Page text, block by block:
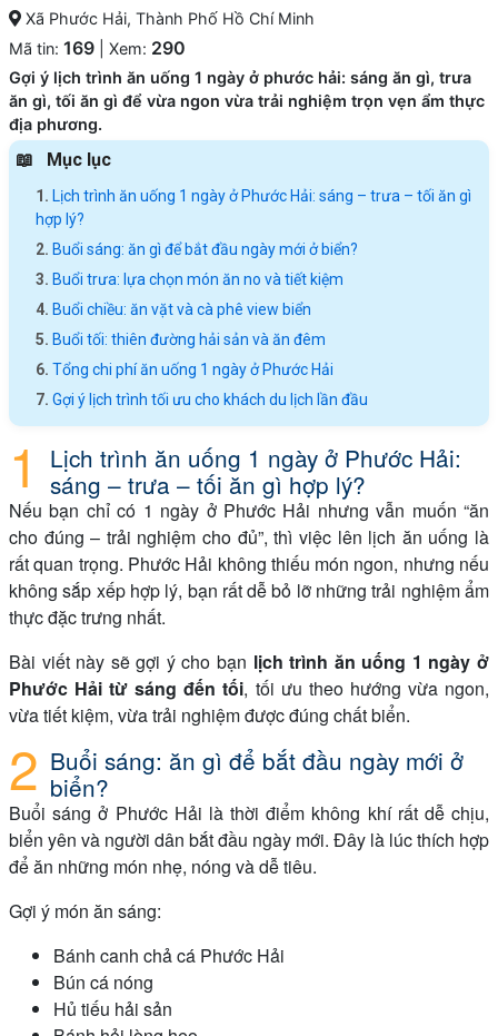
Xã Phước Hải, Thành Phố Hồ Chí Minh
Mã tin: 169 | Xem: 290
Gợi ý lịch trình ăn uống 1 ngày ở phước hải: sáng ăn gì, trưa
ăn gì, tối ăn gì để vừa ngon vừa trải nghiệm trọn vẹn ẩm thực
địa phương.
Mục lục
Lịch trình ăn uống 1 ngày ở Phước Hải: sáng – trưa – tối ăn gì
hợp lý?
Buổi sáng: ăn gì để bắt đầu ngày mới ở biển?
Buổi trưa: lựa chọn món ăn no và tiết kiệm
Buổi chiều: ăn vặt và cà phê view biển
Buổi tối: thiên đường hải sản và ăn đêm
Tổng chi phí ăn uống 1 ngày ở Phước Hải
Gợi ý lịch trình tối ưu cho khách du lịch lần đầu
Lịch trình ăn uống 1 ngày ở Phước Hải:
sáng – trưa – tối ăn gì hợp lý?
Nếu bạn chỉ có 1 ngày ở Phước Hải nhưng vẫn muốn “ăn
cho đúng – trải nghiệm cho đủ”, thì việc lên lịch ăn uống là
rất quan trọng. Phước Hải không thiếu món ngon, nhưng nếu
không sắp xếp hợp lý, bạn rất dễ bỏ lỡ những trải nghiệm ẩm
thực đặc trưng nhất.
Bài viết này sẽ gợi ý cho bạn lịch trình ăn uống 1 ngày ở
Phước Hải từ sáng đến tối, tối ưu theo hướng vừa ngon,
vừa tiết kiệm, vừa trải nghiệm được đúng chất biển.
Buổi sáng: ăn gì để bắt đầu ngày mới ở
biển?
Buổi sáng ở Phước Hải là thời điểm không khí rất dễ chịu,
biển yên và người dân bắt đầu ngày mới. Đây là lúc thích hợp
để ăn những món nhẹ, nóng và dễ tiêu.
Gợi ý món ăn sáng:
Bánh canh chả cá Phước Hải
Bún cá nóng
Hủ tiếu hải sản